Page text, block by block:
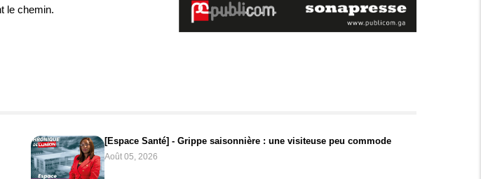
le chemin.
[Espace Santé] - Grippe saisonnière : une visiteuse peu commode
Août 05, 2026